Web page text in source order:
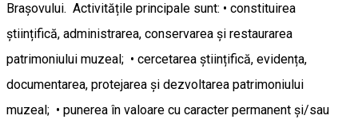
Brașovului. Activitățile principale sunt: • constituirea
ştiințifică, administrarea, conservarea şi restaurarea
patrimoniului muzeal; • cercetarea ştiințifică, evidența,
documentarea, protejarea şi dezvoltarea patrimoniului
muzeal; • punerea în valoare cu caracter permanent şi/sau